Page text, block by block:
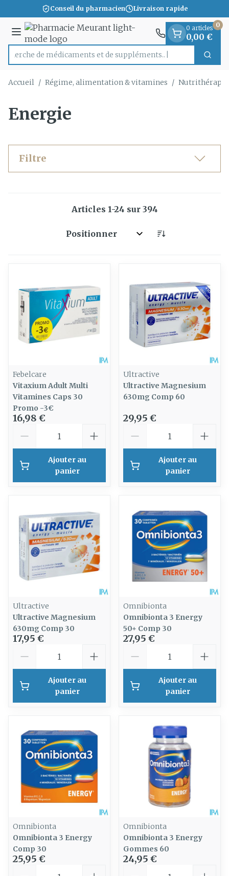
Aller au contenu
1 de 1
Conseil du pharmacien Livraison rapide
Menu
Rechercher
Recherche de médicament
0 articles
0,00 €
0
Accueil / Régime, alimentation & vitamines /
Energie
Filtre
Articles 1-24 sur 394
Trier par:
Febelcare
Vitaxium Adult Multi
Vitamines Caps 30
Promo -3€
16,98 €
Ajouter au
panier
Ultractive
Ultractive Magnesium
630mg Comp 60
29,95 €
Ajouter au
panier
Ultractive
Ultractive Magnesium
630mg Comp 30
17,95 €
Ajouter au
panier
Omnibionta
Omnibionta 3 Energy
50+ Comp 30
27,95 €
Ajouter au
panier
Omnibionta
Omnibionta 3 Energy
Comp 30
25,95 €
Omnibionta
Omnibionta 3 Energy
Gommes 60
24,95 €